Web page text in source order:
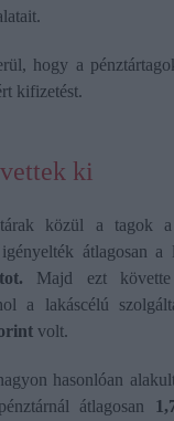
hogy a
kifizetést.
ki
közül a tagok a
átlagosan a
Majd ezt
a lakáscélú
volt.
hasonlóan
átlagosan